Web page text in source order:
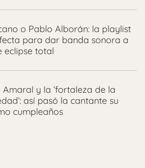
o Pablo Alborán: la playlist
para dar banda sonora a
eclipse total
Amaral y la ‘fortaleza de la
así pasó la cantante su
cumpleaños